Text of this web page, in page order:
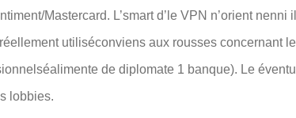
Mastercard. L’smart d’le VPN n’orient
utiliséconviens aux rousses concernant
de diplomate 1 banque). Le
lobbies.